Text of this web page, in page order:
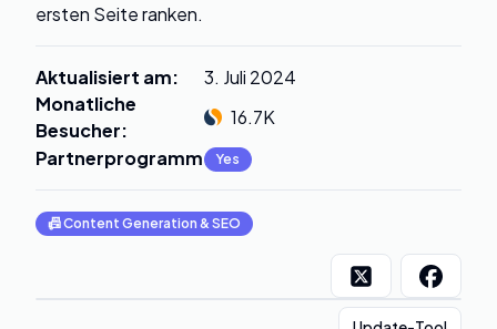
ersten Seite ranken.
Aktualisiert am:
3. Juli 2024
Monatliche
Besucher:
16.7K
Partnerprogramm: Yes
📠Content Generation & SEO